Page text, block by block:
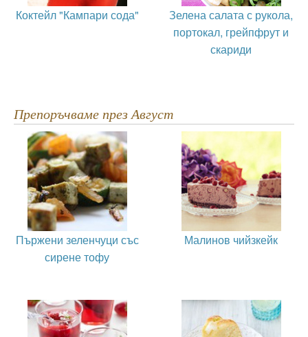
Коктейл "Кампари сода"
Зелена салата с рукола,
портокал, грейпфрут и
скариди
Препоръчваме през Август
Пържени зеленчуци със
сирене тофу
Малинов чийзкейк